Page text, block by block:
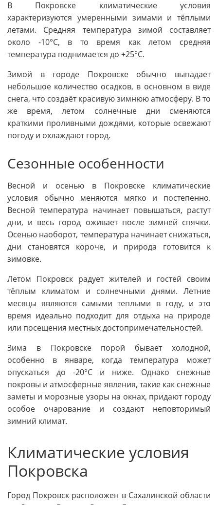
В Покровске климатические условия
характеризуются умеренными зимами и тёплыми
летами. Средняя температура зимой составляет
около -10°C, в то время как летом средняя
температура поднимается до +25°C.
Зимой в городе Покровске обычно выпадает
небольшое количество осадков, в основном в виде
снега, что создаёт красивую зимнюю атмосферу. В то
же время, летом солнечные дни сменяются
краткими проливными дождями, которые освежают
погоду и охлаждают город.
Сезонные особенности
Весной и осенью в Покровске климатические
условия обычно меняются мягко и постепенно.
Весной температура начинает повышаться, растут
дни, и весь город оживает после зимней спячки.
Осенью наоборот, температура начинает снижаться,
дни становятся короче, и природа готовится к
зимовке.
Летом Покровск радует жителей и гостей своим
тёплым климатом и солнечными днями. Летние
месяцы являются самыми теплыми в году, и это
время идеально подходит для отдыха на природе
или посещения местных достопримечательностей.
Зима в Покровске порой бывает холодной,
особенно в январе, когда температура может
опускаться до -20°C и ниже. Однако снежные
покровы и атмосферные явления, такие как снежные
заметы и морозные узоры на окнах, придают городу
особое очарование и создают неповторимый
зимний климат.
Климатические условия
Покровска
Город Покровск расположен в Сахалинской области